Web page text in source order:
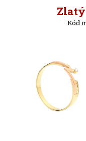
Kód